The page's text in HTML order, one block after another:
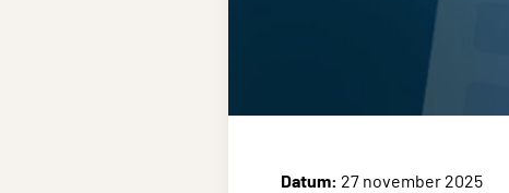
Datum: 27 november 2025